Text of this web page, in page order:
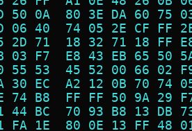
50 0A  80 3E DA 60 75
06 40  74 05 2E CF FF
2D 71  18 32 71 18 FF
03 F7  E8 43 EB 65 50
55 53  45 52 00 66 02
30 EC  A2 12 0B 70 74
74 B8  FF FF 50 9A 29
44 BC  70 93 B8 13 DB
FA 1E  80 0E 13 FF 48